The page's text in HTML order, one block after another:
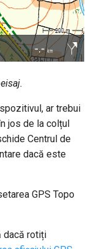
ar trebui
jos de la colțul
Centrul de
dacă este
GPS Topo
dacă rotiți